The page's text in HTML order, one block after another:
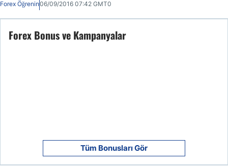
Forex Öğrenin06/09/2016 07:42 GMT0
Forex Bonus ve Kampanyalar
Tüm Bonusları Gör